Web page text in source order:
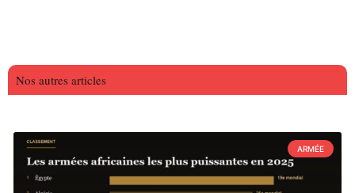
Nos autres articles
ARMÉE